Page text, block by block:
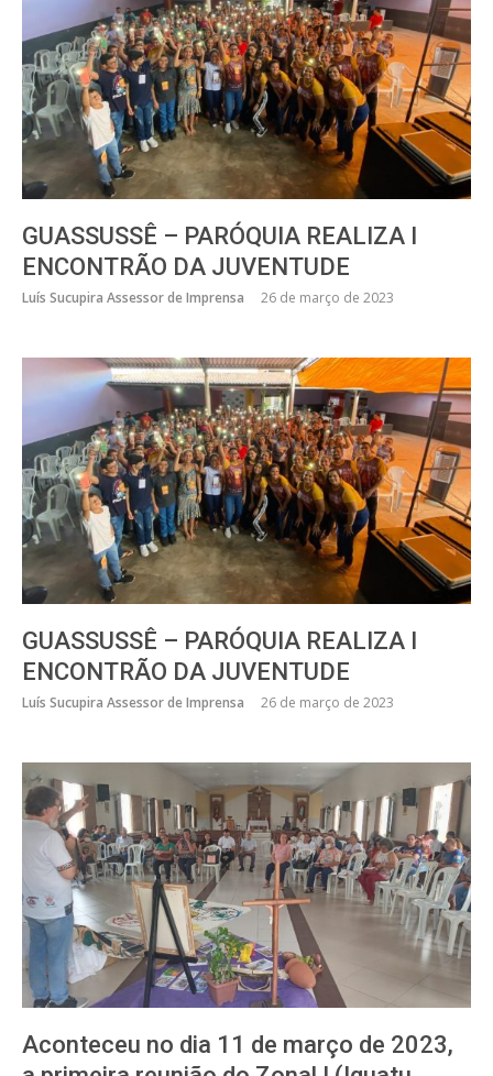
GUASSUSSÊ – PARÓQUIA REALIZA I
ENCONTRÃO DA JUVENTUDE
Luís Sucupira Assessor de Imprensa 26 de março de 2023
GUASSUSSÊ – PARÓQUIA REALIZA I
ENCONTRÃO DA JUVENTUDE
Luís Sucupira Assessor de Imprensa 26 de março de 2023
Aconteceu no dia 11 de março de 2023,